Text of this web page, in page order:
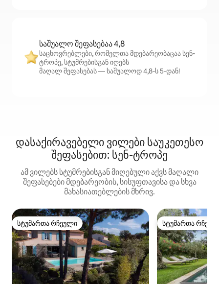
საშუალო შეფასებაა 4,8
საცხოვრებლები, რომელთა მდებარეობაცაა სენ-
ტროპე, სტუმრებისგან იღებს
მაღალ შეფასებას — საშუალოდ 4,8‑ს 5‑დან!
დასაქირავებელი ვილები საუკეთესო
შეფასებით: სენ-ტროპე
ამ ვილებს სტუმრებისგან მიღებული აქვს მაღალი
შეფასებები მდებარეობის, სისუფთავისა და სხვა
მახასიათებლების მხრივ.
სტუმართა რჩეული
სტუმართა რჩეული სტუმართა
სტუმართა